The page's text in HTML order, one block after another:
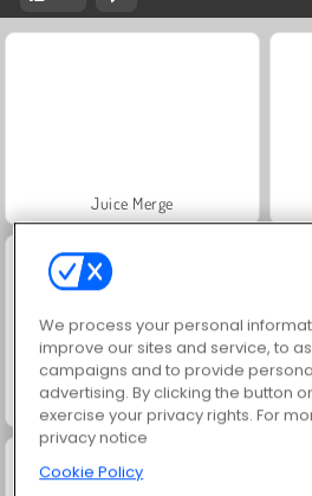
Juice Merge
Grand Mahjong Connect
We process your personal
improve our sites and service, to
campaigns and to provide
advertising. By clicking the button
exercise your privacy rights. For
privacy notice
Cookie Policy